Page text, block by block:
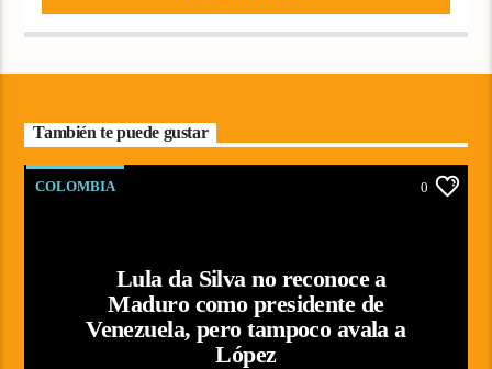
También te puede gustar
COLOMBIA 0
Lula da Silva no reconoce a
Maduro como presidente de
Venezuela, pero tampoco avala a
López